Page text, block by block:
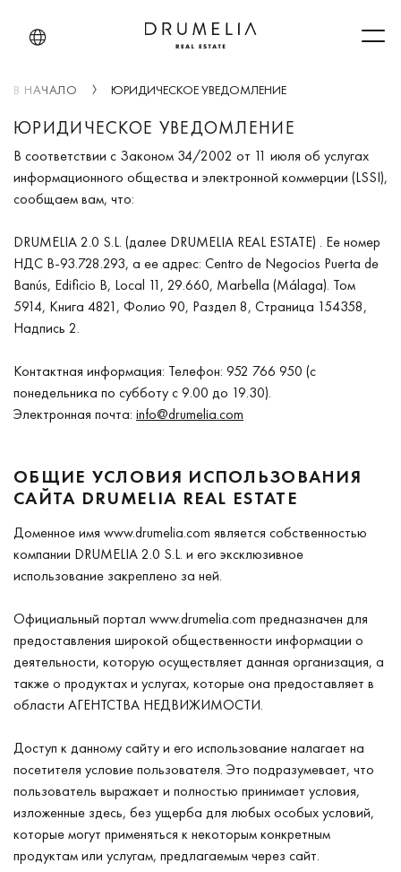
В НАЧАЛО ЮРИДИЧЕСКОЕ УВЕДОМЛЕНИЕ
ЮРИДИЧЕСКОЕ УВЕДОМЛЕНИЕ
В соответствии с Законом 34/2002 от 11 июля об услугах
информационного общества и электронной коммерции (LSSI),
сообщаем вам, что:
DRUMELIA 2.0 S.L. (далее DRUMELIA REAL ESTATE) . Ее номер
НДС B-93.728.293, а ее адрес: Centro de Negocios Puerta de
Banús, Edificio B, Local 11, 29.660, Marbella (Málaga). Том
5914, Книга 4821, Фолио 90, Раздел 8, Страница 154358,
Надпись 2.
Контактная информация: Телефон: 952 766 950 (с
понедельника по субботу с 9.00 до 19.30).
Электронная почта: info@drumelia.com
ОБЩИЕ УСЛОВИЯ ИСПОЛЬЗОВАНИЯ
САЙТА DRUMELIA REAL ESTATE
Доменное имя www.drumelia.com является собственностью
компании DRUMELIA 2.0 S.L. и его эксклюзивное
использование закреплено за ней.
Официальный портал www.drumelia.com предназначен для
предоставления широкой общественности информации о
деятельности, которую осуществляет данная организация, а
также о продуктах и услугах, которые она предоставляет в
области АГЕНТСТВА НЕДВИЖИМОСТИ.
Доступ к данному сайту и его использование налагает на
посетителя условие пользователя. Это подразумевает, что
пользователь выражает и полностью принимает условия,
изложенные здесь, без ущерба для любых особых условий,
которые могут применяться к некоторым конкретным
продуктам или услугам, предлагаемым через сайт.